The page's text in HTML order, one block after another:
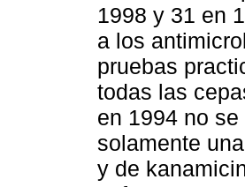
1998 y 31 en
a los
pruebas
todas las
en 1994 no
solamente
y de